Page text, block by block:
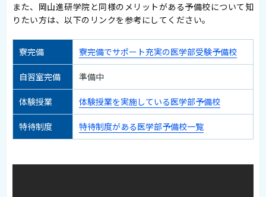
また、岡山進研学院と同様のメリットがある予備校について知
りたい方は、以下のリンクを参考にしてください。
寮完備 寮完備でサポート充実の医学部受験予備校
自習室完備 準備中
体験授業 体験授業を実施している医学部予備校
特待制度 特待制度がある医学部予備校一覧